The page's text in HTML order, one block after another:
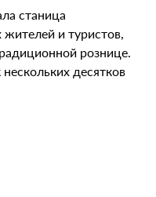
станица
и туристов,
рознице.
десятков